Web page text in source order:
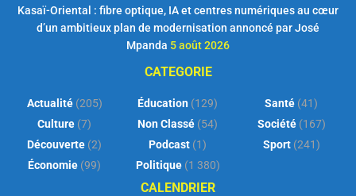
Kasaï-Oriental : fibre optique, IA et centres numériques au cœur
d’un ambitieux plan de modernisation annoncé par José
Mpanda 5 août 2026
CATEGORIE
Actualité(205)
Culture (7)
Découverte (2)
Économie (99)
Éducation (129)
Non Classé (54)
Podcast (1)
Politique(1 380)
Santé (41)
Société(167)
Sport(241)
CALENDRIER